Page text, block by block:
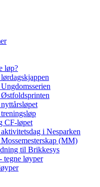
løp?
CF-løpet
i Nesparken
(MM)
til Brikkesys
tegne løyper